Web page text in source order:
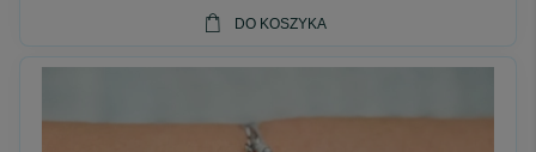
DO KOSZYKA